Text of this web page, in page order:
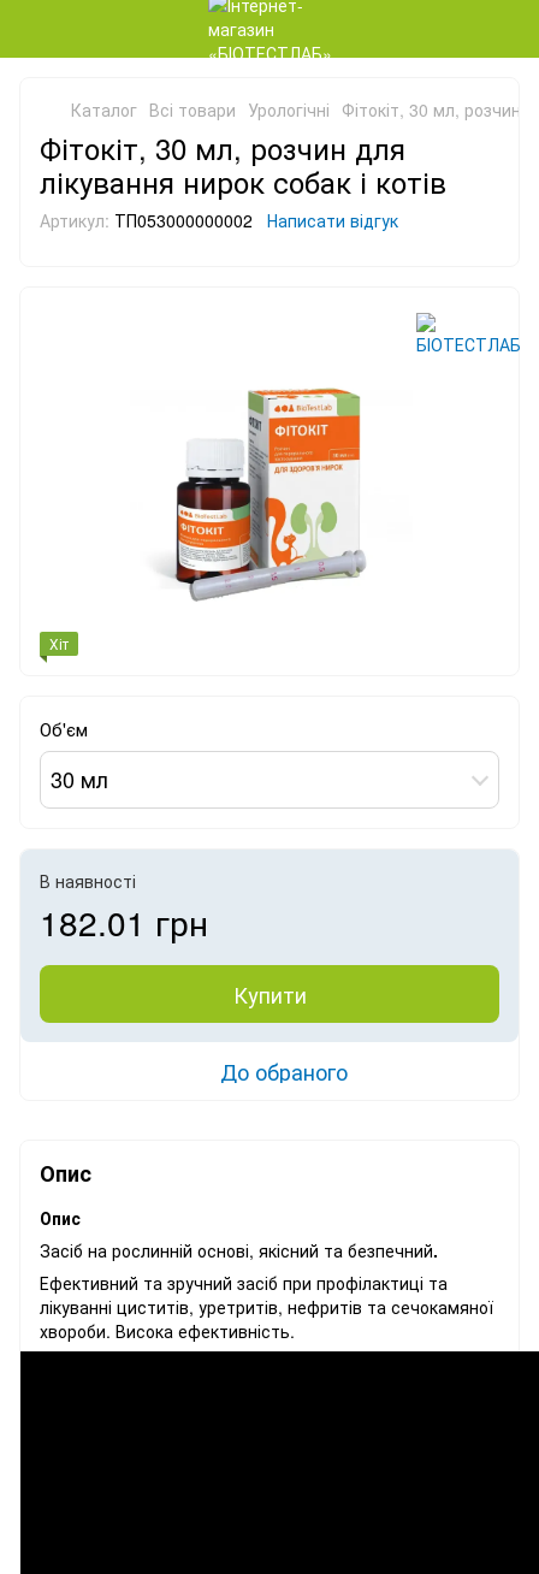
Каталог Всі товари Урологічні Фітокіт, 30 мл, розчин
Фітокіт, 30 мл, розчин для
лікування нирок собак і котів
Артикул: ТП053000000002 Написати відгук
Хіт
Об'єм
30 мл
В наявності
182.01 грн
Купити
До обраного
Опис
Опис
Засіб на рослинній основі, якісний та безпечний.
Ефективний та зручний засіб при профілактиці та
лікуванні циститів, уретритів, нефритів та сечокамяної
хвороби. Висока ефективність.